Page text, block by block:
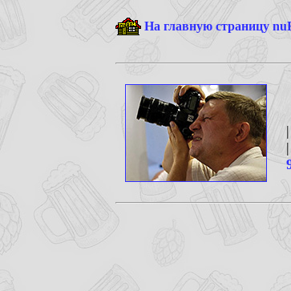
На главную страницу
|